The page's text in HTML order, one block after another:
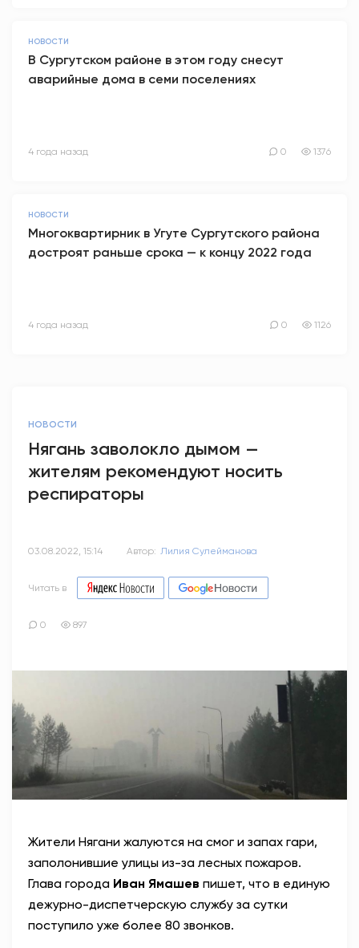
НОВОСТИ
В Сургутском районе в этом году снесут
аварийные дома в семи поселениях
4 года назад 0 1376
НОВОСТИ
Многоквартирник в Угуте Сургутского района
достроят раньше срока — к концу 2022 года
4 года назад 0 1126
НОВОСТИ
Нягань заволокло дымом —
жителям рекомендуют носить
респираторы
03.08.2022, 15:14 Автор: Лилия Сулейманова
Читать в
0 897
Жители Нягани жалуются на смог и запах гари,
заполонившие улицы из-за лесных пожаров.
Глава города Иван Ямашев пишет, что в единую
дежурно-диспетчерскую службу за сутки
поступило уже более 80 звонков.